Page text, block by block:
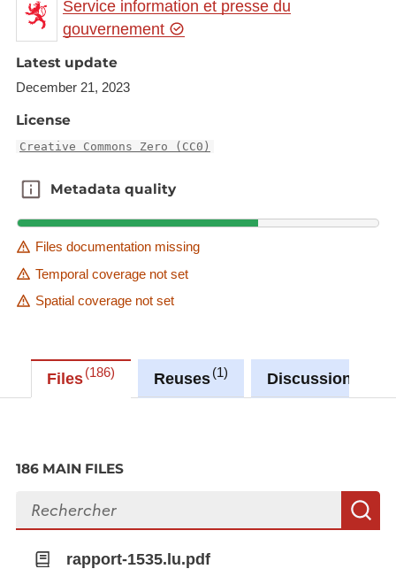
périodes de contrôle).
Vous trouverez plus d'informations sur la mission
de contrôle de l'accessibilité numérique menée par
le SIP sur cette page :
Service information et presse du
gouvernement
Latest update
December 21, 2023
License
Creative Commons Zero (CC0)
Metadata quality
Metadata quality
Files documentation missing
Temporal coverage not set
Spatial coverage not set
Files 186 Reuses 1 Discussions
186 MAIN FILES
Search files
rapport-1535.lu.pdf